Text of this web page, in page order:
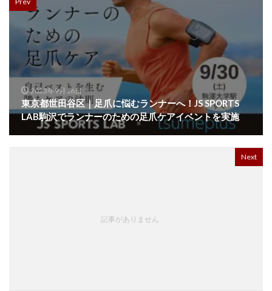
2023年9月16日
東京都世田谷区｜足爪に悩むランナーへ！JS SPORTS
LAB駒沢でランナーのための足爪ケアイベントを実施
Next
記事がありません